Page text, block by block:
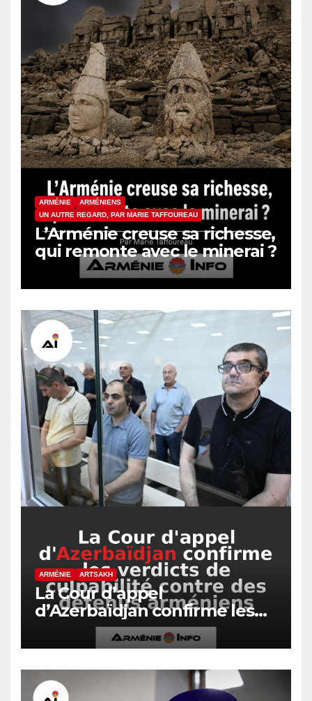
ARMÉNIE
ARMÉNIENS
UN AUTRE REGARD, PAR MARIE TAFFOUREAU
L’Arménie creuse sa richesse,
qui remonte avec le minerai ?
ARMÉNIE ARTSAKH
La Cour d’appel
d’Azerbaïdjan confirme les
verdicts de culpabilité contre
des détenus arméniens